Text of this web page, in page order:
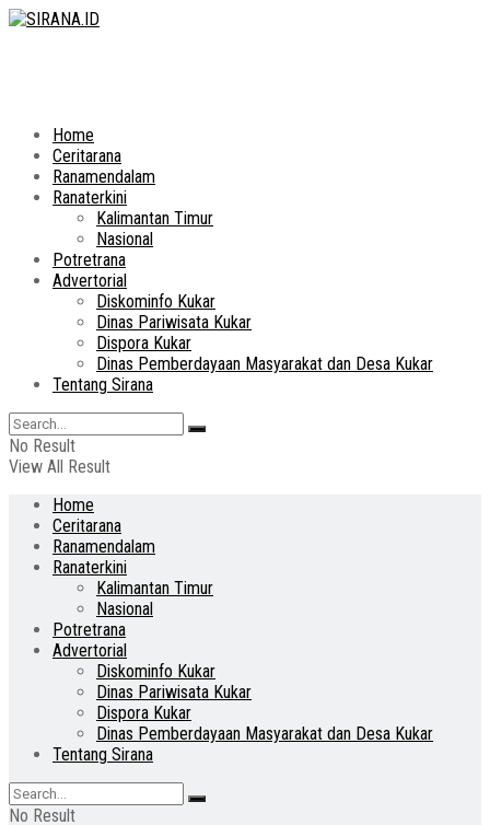
Home
Ceritarana
Ranamendalam
Ranaterkini
Kalimantan Timur
Nasional
Potretrana
Advertorial
Diskominfo Kukar
Dinas Pariwisata Kukar
Dispora Kukar
Dinas Pemberdayaan Masyarakat dan Desa Kukar
Tentang Sirana
No Result
View All Result
Home
Ceritarana
Ranamendalam
Ranaterkini
Kalimantan Timur
Nasional
Potretrana
Advertorial
Diskominfo Kukar
Dinas Pariwisata Kukar
Dispora Kukar
Dinas Pemberdayaan Masyarakat dan Desa Kukar
Tentang Sirana
No Result